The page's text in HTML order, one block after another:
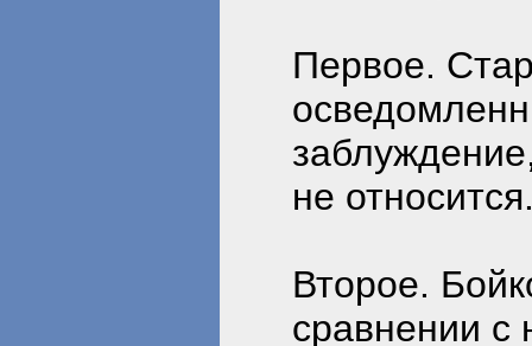
Первое.
не
Второе.
сравнении с